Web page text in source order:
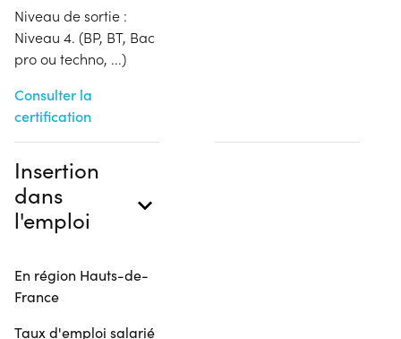
Niveau de sortie :
Niveau 4. (BP, BT, Bac
pro ou techno, ...)
Consulter la
certification
Insertion
dans
l'emploi
En région Hauts-de-
France
Taux d'emploi salarié